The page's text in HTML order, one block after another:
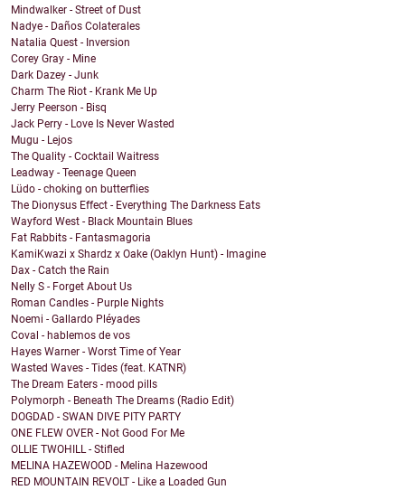
Mindwalker - Street of Dust
Nadye - Daños Colaterales
Natalia Quest - Inversion
Corey Gray - Mine
Dark Dazey - Junk
Charm The Riot - Krank Me Up
Jerry Peerson - Bisq
Jack Perry - Love Is Never Wasted
Mugu - Lejos
The Quality - Cocktail Waitress
Leadway - Teenage Queen
Lüdo - choking on butterflies
The Dionysus Effect - Everything The Darkness Eats
Wayford West - Black Mountain Blues
Fat Rabbits - Fantasmagoria
KamiKwazi x Shardz x Oake (Oaklyn Hunt) - Imagine
Dax - Catch the Rain
Nelly S - Forget About Us
Roman Candles - Purple Nights
Noemi - Gallardo Pléyades
Coval - hablemos de vos
Hayes Warner - Worst Time of Year
Wasted Waves - Tides (feat. KATNR)
The Dream Eaters - mood pills
Polymorph - Beneath The Dreams (Radio Edit)
DOGDAD - SWAN DIVE PITY PARTY
ONE FLEW OVER - Not Good For Me
OLLIE TWOHILL - Stifled
MELINA HAZEWOOD - Melina Hazewood
RED MOUNTAIN REVOLT - Like a Loaded Gun